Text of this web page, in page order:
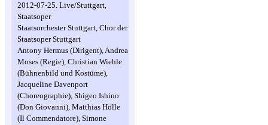
2012-07-25. Live/Stuttgart,
Staatsoper
Staatsorchester Stuttgart, Chor der
Staatsoper Stuttgart
Antony Hermus (Dirigent), Andrea
Moses (Regie), Christian Wiehle
(Bühnenbild und Kostüme),
Jacqueline Davenport
(Choreographie), Shigeo Ishino
(Don Giovanni), Matthias Hölle
(Il Commendatore), Simone